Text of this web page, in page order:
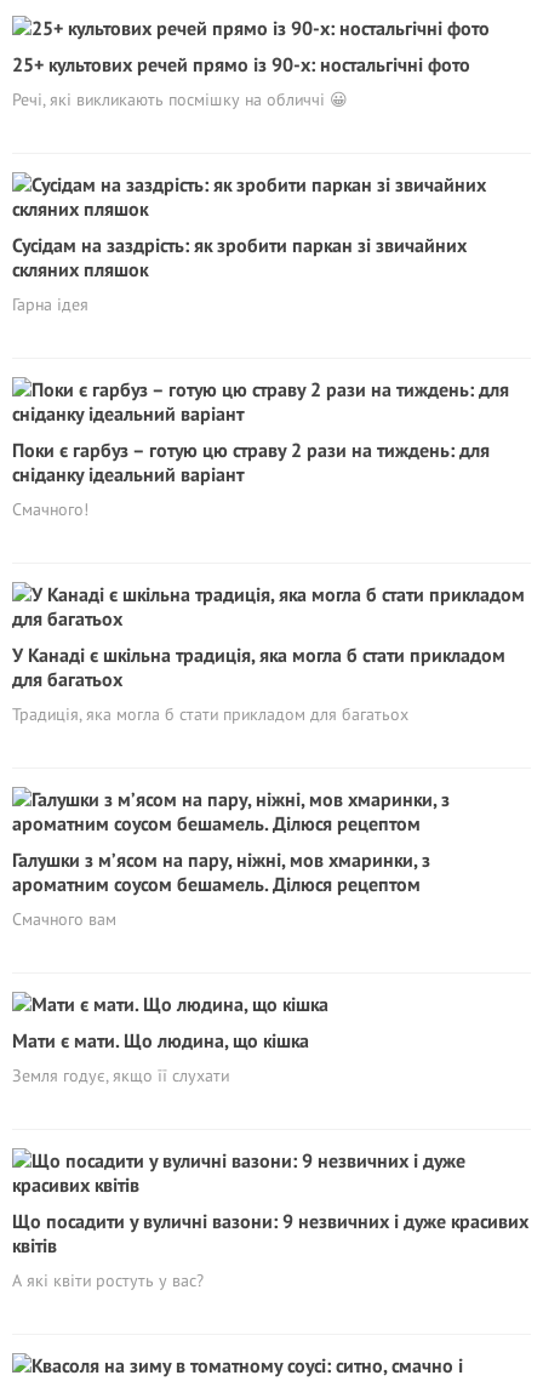
25+ культових речей прямо із 90-х: ностальгічні фото
Речі, які викликають посмішку на обличчі 😀
Сусідам на заздрість: як зробити паркан зі звичайних
скляних пляшок
Гарна ідея
Поки є гарбуз – готую цю страву 2 рази на тиждень: для
сніданку ідеальний варіант
Смачного!
У Канаді є шкільна традиція, яка могла б стати прикладом
для багатьох
Традиція, яка могла б стати прикладом для багатьох
Галушки з м’ясом на пару, ніжні, мов хмаринки, з
ароматним соусом бешамель. Ділюся рецептом
Смачного вам
Мати є мати. Що людина, що кішка
Земля годує, якщо її слухати
Що посадити у вуличні вазони: 9 незвичних і дуже красивих
квітів
А які квіти ростуть у вас?